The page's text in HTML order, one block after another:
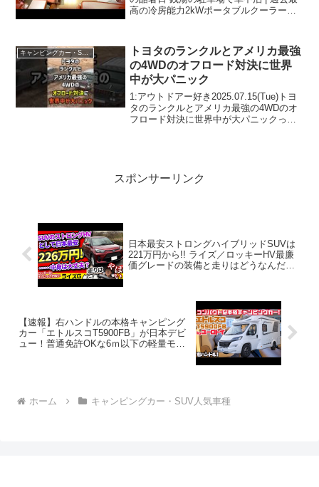
高の冷房能力2kWポータブルクーラーで
題らしいぞ、見逃さないで！！...
トヨタのランクルとアメリカ最強
の4WDのオフロード対決に世界
中が大パニック
1:アウトドアー好き2025.07.15(Tue)トヨ
タのランクルとアメリカ最強の4WDのオ
フロード対決に世界中が大パニックって
スポンサーリンク
日本最安ストロングハイブリッドSUVは
221万円から!! ライズ／ロッキーHV最廉
価グレードの装備と走りはどうなんだ？
【速報】右ハンドルの本格キャンピング
カー「エトルスコT5900FB」が日本デビ
ュー！普通免許OKな6ｍ以下の軽量モデ
ホーム キャンピングカー・SUV人気車種